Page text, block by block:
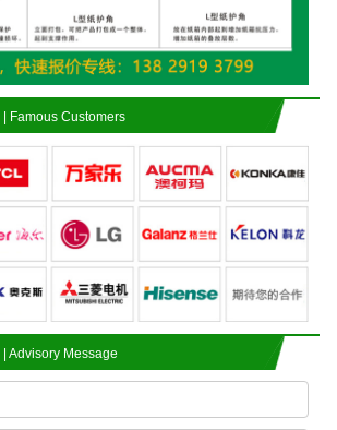
| Famous Customers
| Advisory Message